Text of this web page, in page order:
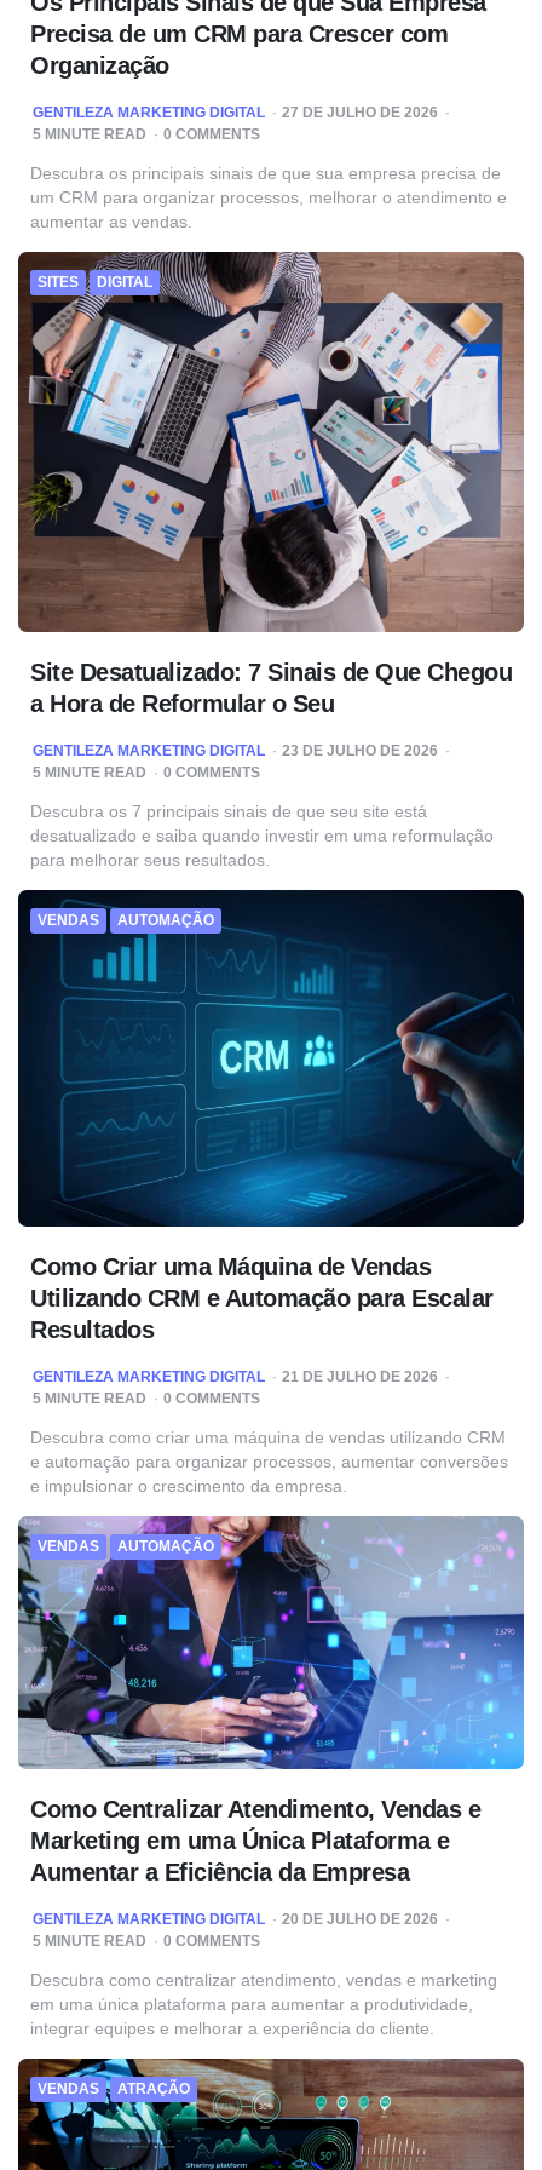
Precisa de um CRM para Crescer com
Organização
POSTED
BY
GENTILEZA MARKETING DIGITAL
27 DE JULHO DE 2026
5 MINUTE READ 0 COMMENTS
Descubra os principais sinais de que sua empresa precisa de
um CRM para organizar processos, melhorar o atendimento e
aumentar as vendas.
SITES DIGITAL
Site Desatualizado: 7 Sinais de Que Chegou
a Hora de Reformular o Seu
POSTED
GENTILEZA MARKETING DIGITAL
23 DE JULHO DE 2026
5 MINUTE READ 0 COMMENTS
Descubra os 7 principais sinais de que seu site está
desatualizado e saiba quando investir em uma reformulação
para melhorar seus resultados.
VENDAS AUTOMAÇÃO
Como Criar uma Máquina de Vendas
Utilizando CRM e Automação para Escalar
Resultados
POSTED
BY
GENTILEZA MARKETING DIGITAL
21 DE JULHO DE 2026
5 MINUTE READ 0 COMMENTS
Descubra como criar uma máquina de vendas utilizando CRM
e automação para organizar processos, aumentar conversões
e impulsionar o crescimento da empresa.
VENDAS AUTOMAÇÃO
Como Centralizar Atendimento, Vendas e
Marketing em uma Única Plataforma e
Aumentar a Eficiência da Empresa
POSTED
BY
GENTILEZA MARKETING DIGITAL
20 DE JULHO DE 2026
5 MINUTE READ 0 COMMENTS
Descubra como centralizar atendimento, vendas e marketing
em uma única plataforma para aumentar a produtividade,
integrar equipes e melhorar a experiência do cliente.
VENDAS ATRAÇÃO